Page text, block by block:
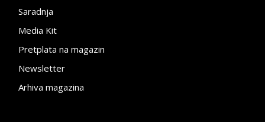
Saradnja
Media Kit
Pretplata na magazin
Newsletter
Arhiva magazina